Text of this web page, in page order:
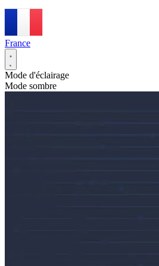
France
Mode d'éclairage
Mode sombre